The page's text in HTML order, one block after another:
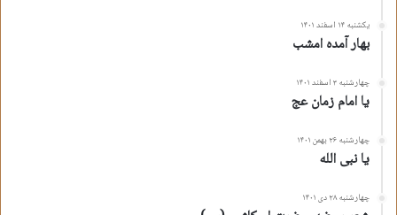
یکشنبه ۱۴ اسفند ۱۴۰۱
بهار آمده امشب
چهارشنبه ۳ اسفند ۱۴۰۱
یا امام زمان عج
چهارشنبه ۲۶ بهمن ۱۴۰۱
یا نبی الله
چهارشنبه ۲۸ دی ۱۴۰۱